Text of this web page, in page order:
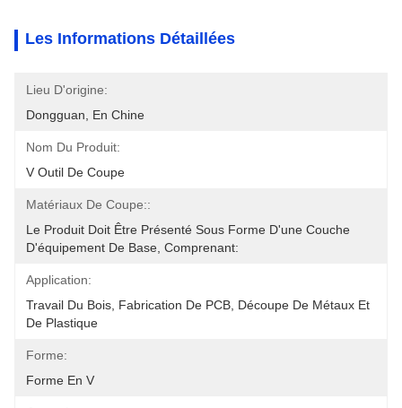
Les Informations Détaillées
Lieu D'origine:
Dongguan, En Chine
Nom Du Produit:
V Outil De Coupe
Matériaux De Coupe::
Le Produit Doit Être Présenté Sous Forme D'une Couche
D'équipement De Base, Comprenant:
Application:
Travail Du Bois, Fabrication De PCB, Découpe De Métaux Et
De Plastique
Forme:
Forme En V